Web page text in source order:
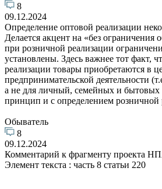
8
09.12.2024
Определение оптовой реализации
Делается акцент на «без ограничения
при розничной реализации
установлены. Здесь важнее тот факт,
реализации товары приобретаются в
предпринимательской деятельности
а не для личный, семейных и бытовых
принцип и с определением розничной
Обыватель
8
09.12.2024
Комментарий к фрагменту проекта
Элемент текста : часть 8 статьи 220